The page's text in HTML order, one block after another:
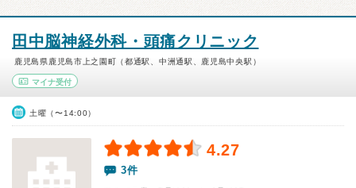
田中脳神経外科・頭痛クリニック
鹿児島県鹿児島市上之園町（都通駅、中洲通駅、鹿児島中央駅）
マイナ受付
土曜（〜14:00）
4.27
3件